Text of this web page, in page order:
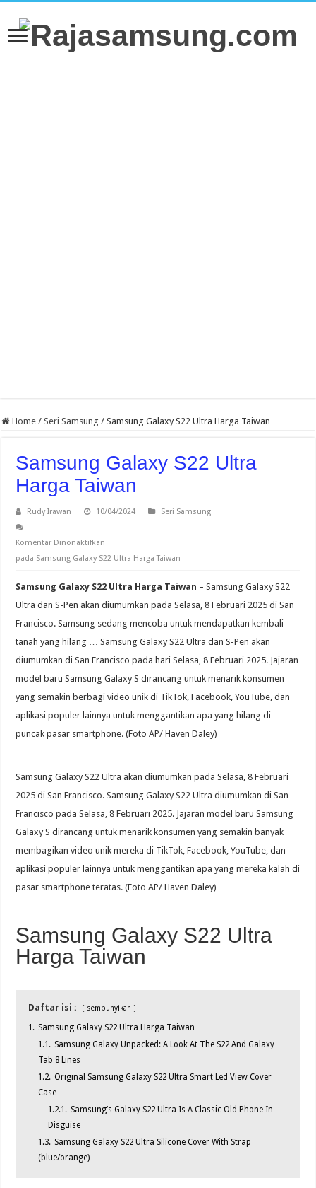
Home / Seri Samsung / Samsung Galaxy S22 Ultra Harga Taiwan
Samsung Galaxy S22 Ultra
Harga Taiwan
Rudy Irawan 10/04/2024 Seri Samsung
Komentar Dinonaktifkan
pada Samsung Galaxy S22 Ultra Harga Taiwan
Samsung Galaxy S22 Ultra Harga Taiwan – Samsung Galaxy S22
Ultra dan S-Pen akan diumumkan pada Selasa, 8 Februari 2025 di San
Francisco. Samsung sedang mencoba untuk mendapatkan kembali
tanah yang hilang … Samsung Galaxy S22 Ultra dan S-Pen akan
diumumkan di San Francisco pada hari Selasa, 8 Februari 2025. Jajaran
model baru Samsung Galaxy S dirancang untuk menarik konsumen
yang semakin berbagi video unik di TikTok, Facebook, YouTube, dan
aplikasi populer lainnya untuk menggantikan apa yang hilang di
puncak pasar smartphone. (Foto AP/ Haven Daley)
Samsung Galaxy S22 Ultra akan diumumkan pada Selasa, 8 Februari
2025 di San Francisco. Samsung Galaxy S22 Ultra diumumkan di San
Francisco pada Selasa, 8 Februari 2025. Jajaran model baru Samsung
Galaxy S dirancang untuk menarik konsumen yang semakin banyak
membagikan video unik mereka di TikTok, Facebook, YouTube, dan
aplikasi populer lainnya untuk menggantikan apa yang mereka kalah di
pasar smartphone teratas. (Foto AP/ Haven Daley)
Samsung Galaxy S22 Ultra
Harga Taiwan
Daftar isi : sembunyikan
1. Samsung Galaxy S22 Ultra Harga Taiwan
1.1. Samsung Galaxy Unpacked: A Look At The S22 And Galaxy
Tab 8 Lines
1.2. Original Samsung Galaxy S22 Ultra Smart Led View Cover
Case
1.2.1. Samsung’s Galaxy S22 Ultra Is A Classic Old Phone In
Disguise
1.3. Samsung Galaxy S22 Ultra Silicone Cover With Strap
(blue/orange)